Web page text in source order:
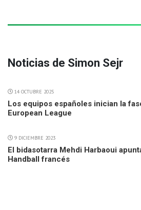
Noticias de Simon Sejr
14 OCTUBRE 2025
Los equipos españoles inician la
European League
9 DICIEMBRE 2023
El bidasotarra Mehdi Harbaoui
Handball francés